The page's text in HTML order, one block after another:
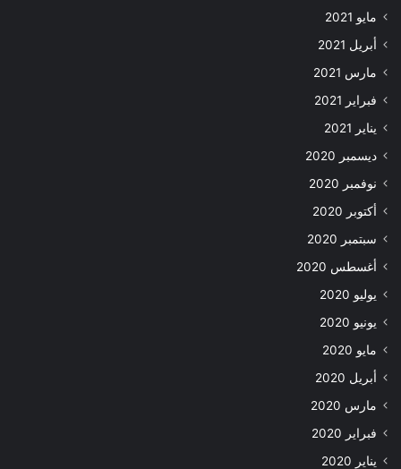
مايو 2021
أبريل 2021
مارس 2021
فبراير 2021
يناير 2021
ديسمبر 2020
نوفمبر 2020
أكتوبر 2020
سبتمبر 2020
أغسطس 2020
يوليو 2020
يونيو 2020
مايو 2020
أبريل 2020
مارس 2020
فبراير 2020
يناير 2020